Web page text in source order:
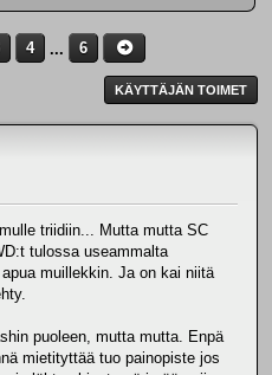
4 ... 6
KÄYTTÄJÄN TOIMET
triidiin... Mutta mutta SC
tulossa useammalta
muillekkin. Ja on kai niitä
puoleen, mutta mutta. Enpä
mietityttää tuo painopiste jos